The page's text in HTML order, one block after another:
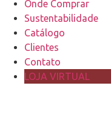
Onde Comprar
Sustentabilidade
Catálogo
Clientes
Contato
LOJA VIRTUAL